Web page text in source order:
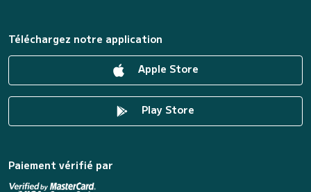
Téléchargez notre application
Apple Store
Play Store
Paiement vérifié par